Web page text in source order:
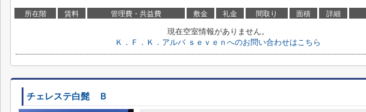
所在階 賃料 管理費・共益費 敷金 礼金 間取り 面積 詳細
現在空室情報がありません。
Ｋ．Ｆ．Ｋ．アルバ ｓｅｖｅｎへのお問い合わせはこちら
チェレステ白髭 Ｂ